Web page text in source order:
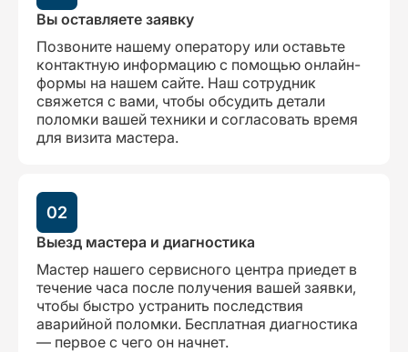
Вы оставляете заявку
Позвоните нашему оператору или оставьте
контактную информацию с помощью онлайн-
формы на нашем сайте. Наш сотрудник
свяжется с вами, чтобы обсудить детали
поломки вашей техники и согласовать время
для визита мастера.
02
Выезд мастера и диагностика
Мастер нашего сервисного центра приедет в
течение часа после получения вашей заявки,
чтобы быстро устранить последствия
аварийной поломки. Бесплатная диагностика
— первое с чего он начнет.